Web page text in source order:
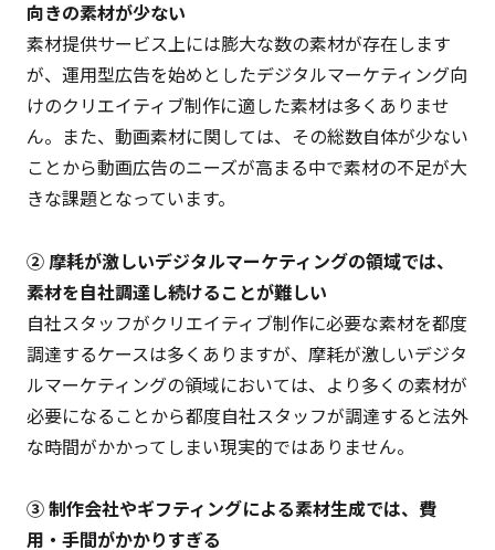
向きの素材が少ない
素材提供サービス上には膨大な数の素材が存在します
が、運用型広告を始めとしたデジタルマーケティング向
けのクリエイティブ制作に適した素材は多くありませ
ん。また、動画素材に関しては、その総数自体が少ない
ことから動画広告のニーズが高まる中で素材の不足が大
きな課題となっています。
② 摩耗が激しいデジタルマーケティングの領域では、
素材を自社調達し続けることが難しい
自社スタッフがクリエイティブ制作に必要な素材を都度
調達するケースは多くありますが、摩耗が激しいデジタ
ルマーケティングの領域においては、より多くの素材が
必要になることから都度自社スタッフが調達すると法外
な時間がかかってしまい現実的ではありません。
③ 制作会社やギフティングによる素材生成では、費
用・手間がかかりすぎる